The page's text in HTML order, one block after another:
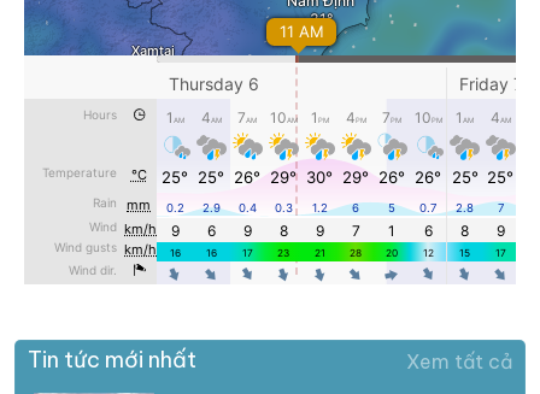
Tin tức mới nhất Xem tất cả